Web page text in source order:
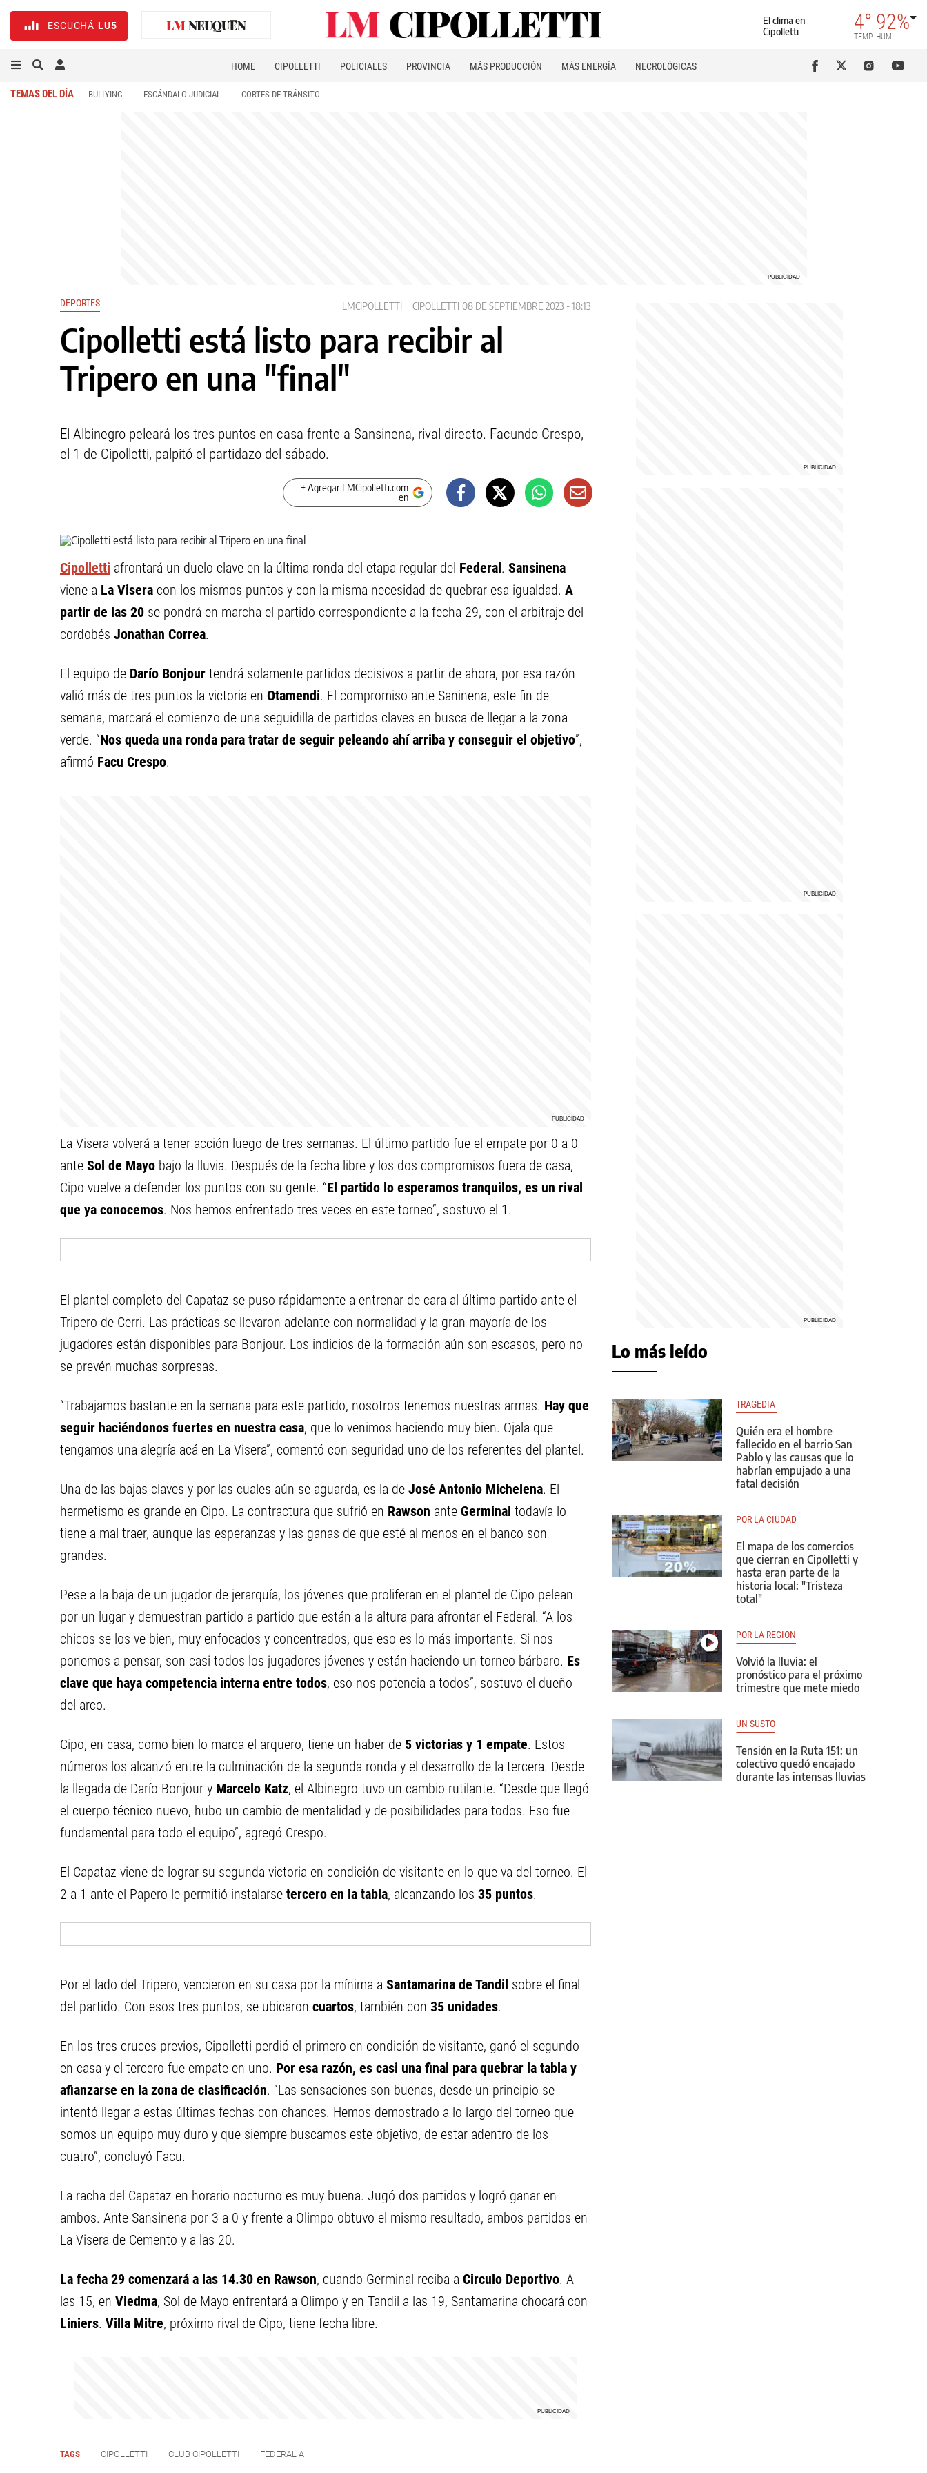
ESCUCHÁ LU5
El clima en
Cipolletti
4°
TEMP
92%
HUM
HOME CIPOLLETTI POLICIALES PROVINCIA MÁS PRODUCCIÓN MÁS ENERGÍA NECROLÓGICAS
TEMAS DEL DÍA BULLYING ESCÁNDALO JUDICIAL CORTES DE TRÁNSITO
DEPORTES LMCIPOLLETTI CIPOLLETTI 08 DE SEPTIEMBRE 2023 - 18:13
Cipolletti está listo para recibir al
Tripero en una "final"
El Albinegro peleará los tres puntos en casa frente a Sansinena, rival directo. Facundo Crespo,
el 1 de Cipolletti, palpitó el partidazo del sábado.
+ Agregar LMCipolletti.com
en
Cipolletti afrontará un duelo clave en la última ronda del etapa regular del Federal. Sansinena
viene a La Visera con los mismos puntos y con la misma necesidad de quebrar esa igualdad. A
partir de las 20 se pondrá en marcha el partido correspondiente a la fecha 29, con el arbitraje del
cordobés Jonathan Correa.
El equipo de Darío Bonjour tendrá solamente partidos decisivos a partir de ahora, por esa razón
valió más de tres puntos la victoria en Otamendi. El compromiso ante Saninena, este fin de
semana, marcará el comienzo de una seguidilla de partidos claves en busca de llegar a la zona
verde. “Nos queda una ronda para tratar de seguir peleando ahí arriba y conseguir el objetivo”,
afirmó Facu Crespo.
La Visera volverá a tener acción luego de tres semanas. El último partido fue el empate por 0 a 0
ante Sol de Mayo bajo la lluvia. Después de la fecha libre y los dos compromisos fuera de casa,
Cipo vuelve a defender los puntos con su gente. “El partido lo esperamos tranquilos, es un rival
que ya conocemos. Nos hemos enfrentado tres veces en este torneo”, sostuvo el 1.
El plantel completo del Capataz se puso rápidamente a entrenar de cara al último partido ante el
Tripero de Cerri. Las prácticas se llevaron adelante con normalidad y la gran mayoría de los
jugadores están disponibles para Bonjour. Los indicios de la formación aún son escasos, pero no
se prevén muchas sorpresas.
“Trabajamos bastante en la semana para este partido, nosotros tenemos nuestras armas. Hay que
seguir haciéndonos fuertes en nuestra casa, que lo venimos haciendo muy bien. Ojala que
tengamos una alegría acá en La Visera”, comentó con seguridad uno de los referentes del plantel.
Una de las bajas claves y por las cuales aún se aguarda, es la de José Antonio Michelena. El
hermetismo es grande en Cipo. La contractura que sufrió en Rawson ante Germinal todavía lo
tiene a mal traer, aunque las esperanzas y las ganas de que esté al menos en el banco son
grandes.
Pese a la baja de un jugador de jerarquía, los jóvenes que proliferan en el plantel de Cipo pelean
por un lugar y demuestran partido a partido que están a la altura para afrontar el Federal. “A los
chicos se los ve bien, muy enfocados y concentrados, que eso es lo más importante. Si nos
ponemos a pensar, son casi todos los jugadores jóvenes y están haciendo un torneo bárbaro. Es
clave que haya competencia interna entre todos, eso nos potencia a todos”, sostuvo el dueño
del arco.
Cipo, en casa, como bien lo marca el arquero, tiene un haber de 5 victorias y 1 empate. Estos
números los alcanzó entre la culminación de la segunda ronda y el desarrollo de la tercera. Desde
la llegada de Darío Bonjour y Marcelo Katz, el Albinegro tuvo un cambio rutilante. “Desde que llegó
el cuerpo técnico nuevo, hubo un cambio de mentalidad y de posibilidades para todos. Eso fue
fundamental para todo el equipo”, agregó Crespo.
El Capataz viene de lograr su segunda victoria en condición de visitante en lo que va del torneo. El
2 a 1 ante el Papero le permitió instalarse tercero en la tabla, alcanzando los 35 puntos.
Por el lado del Tripero, vencieron en su casa por la mínima a Santamarina de Tandil sobre el final
del partido. Con esos tres puntos, se ubicaron cuartos, también con 35 unidades.
En los tres cruces previos, Cipolletti perdió el primero en condición de visitante, ganó el segundo
en casa y el tercero fue empate en uno. Por esa razón, es casi una final para quebrar la tabla y
afianzarse en la zona de clasificación. “Las sensaciones son buenas, desde un principio se
intentó llegar a estas últimas fechas con chances. Hemos demostrado a lo largo del torneo que
somos un equipo muy duro y que siempre buscamos este objetivo, de estar adentro de los
cuatro”, concluyó Facu.
La racha del Capataz en horario nocturno es muy buena. Jugó dos partidos y logró ganar en
ambos. Ante Sansinena por 3 a 0 y frente a Olimpo obtuvo el mismo resultado, ambos partidos en
La Visera de Cemento y a las 20.
La fecha 29 comenzará a las 14.30 en Rawson, cuando Germinal reciba a Circulo Deportivo. A
las 15, en Viedma, Sol de Mayo enfrentará a Olimpo y en Tandil a las 19, Santamarina chocará con
Liniers. Villa Mitre, próximo rival de Cipo, tiene fecha libre.
TAGS CIPOLLETTI CLUB CIPOLLETTI FEDERAL A
Lo más leído
TRAGEDIA
Quién era el hombre
fallecido en el barrio San
Pablo y las causas que lo
habrían empujado a una
fatal decisión
POR LA CIUDAD
El mapa de los comercios
que cierran en Cipolletti y
hasta eran parte de la
historia local: "Tristeza
total"
POR LA REGIÓN
Volvió la lluvia: el
pronóstico para el próximo
trimestre que mete miedo
UN SUSTO
Tensión en la Ruta 151: un
colectivo quedó encajado
durante las intensas lluvias